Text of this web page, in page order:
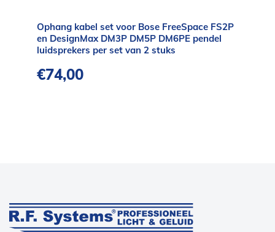
Ophang kabel set voor Bose FreeSpace FS2P
en DesignMax DM3P DM5P DM6PE pendel
luidsprekers per set van 2 stuks
€74,00